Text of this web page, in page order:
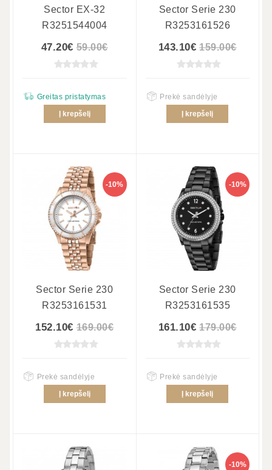
Sector EX-32
R3251544004
47.20€ 59.00€
Greitas pristatymas
Į krepšelį
Sector Serie 230
R3253161526
143.10€ 159.00€
Prekė sandėlyje
Į krepšelį
-10%
Sector Serie 230
R3253161531
152.10€ 169.00€
Prekė sandėlyje
Į krepšelį
-10%
Sector Serie 230
R3253161535
161.10€ 179.00€
Prekė sandėlyje
Į krepšelį
-10%